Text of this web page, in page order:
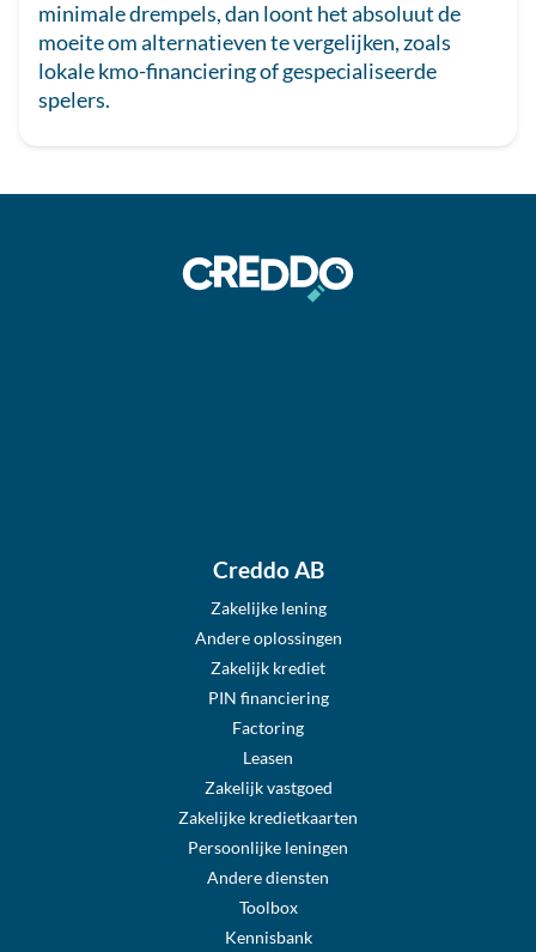
minimale drempels, dan loont het absoluut de
moeite om alternatieven te vergelijken, zoals
lokale kmo-financiering of gespecialiseerde
spelers.
Creddo AB
Zakelijke lening
Andere oplossingen
Zakelijk krediet
PIN financiering
Factoring
Leasen
Zakelijk vastgoed
Zakelijke kredietkaarten
Persoonlijke leningen
Andere diensten
Toolbox
Kennisbank